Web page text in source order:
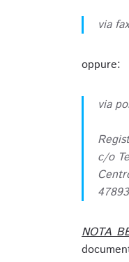
via
oppure:
via
c/o
NOTA